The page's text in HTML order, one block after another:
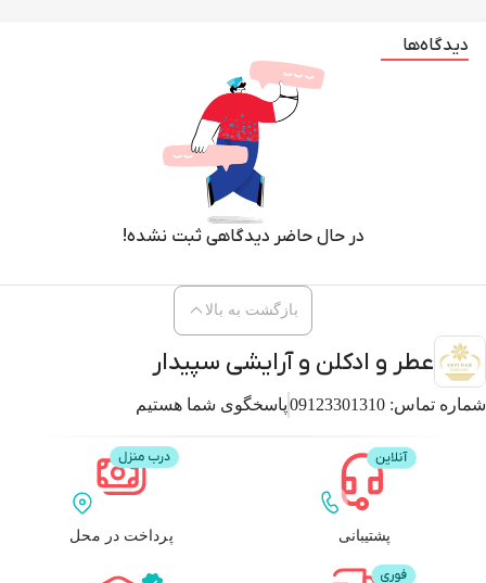
دیدگاه‌ها
در حال حاضر دیدگاهی ثبت نشده!
عطر و ادکلن و آرایشی سپیدار
شماره تماس: 09123301310پاسخگوی شما هستیم
بازگشت به بالا
پشتیبانی پرداخت در محل